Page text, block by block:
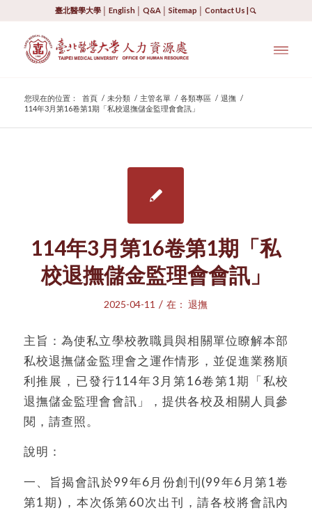
臺北醫學大學 │English │Q&A │Sitemap │Contact Us |
您現在的位置： 首頁 / 未分類 / 主管名單 / 各類專區 / 退撫 /
114年3月第16卷第1期「私校退撫儲金監理會會訊」
114年3月第16卷第1期「私
校退撫儲金監理會會訊」
2025-04-11 / 在：退撫
主旨：為使私立學校教職員與相關單位瞭解本部
私校退撫儲金監理會之運作情形，並促進業務順
利推展，已發行114年3月第16卷第1期「私校
退撫儲金監理會會訊」，提供各校及相關人員參
閱，請查照。
說明：
一、旨揭會訊於99年6月份創刊(99年6月第1卷
第1期)，本次係第60次出刊，請各校將會訊內